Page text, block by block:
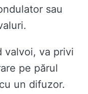
sau
valvoi, va privi
pe părul
un difuzor.